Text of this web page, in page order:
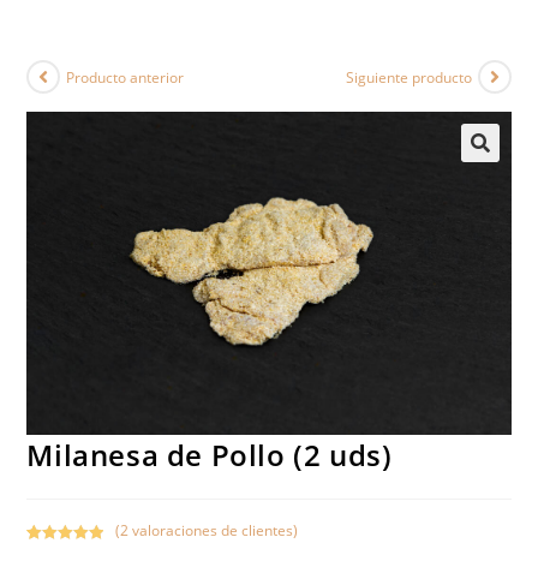
Producto anterior Siguiente producto
Milanesa de Pollo (2 uds)
(2valoraciones de clientes)